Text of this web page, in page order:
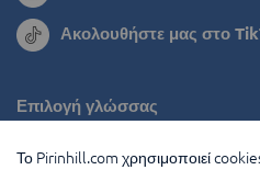
Ακολουθήστε μας στο
Επιλογή γλώσσας
Ρουμανία
Το Pirinhill.com χρησιμοποιεί